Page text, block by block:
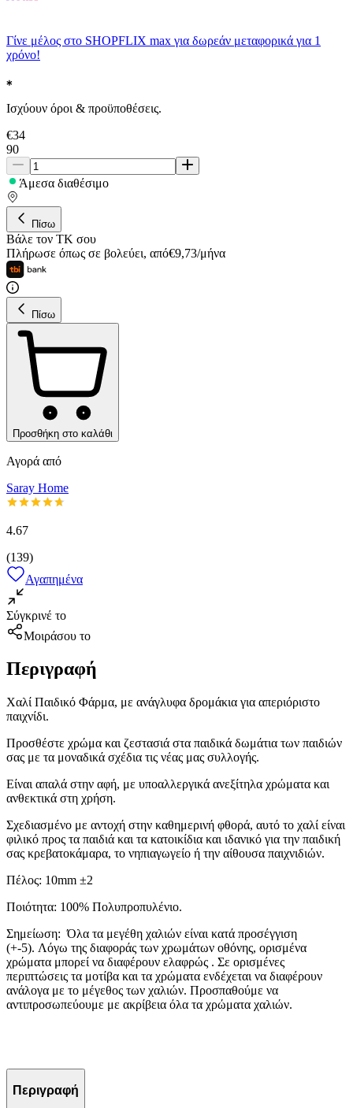
Γίνε μέλος στο SHOPFLIX max για δωρεάν μεταφορικά για 1
χρόνο!
Ισχύουν όροι & προϋποθέσεις.
€34
90
Άμεσα διαθέσιμο
Πίσω
Βάλε τον ΤΚ σου
Πλήρωσε όπως σε βολεύει, από€9,73/μήνα
Πίσω
Προσθήκη στο καλάθι
Αγορά από
Saray Home
4.67
(139)
Αγαπημένα
Σύγκρινέ το
Μοιράσου το
Περιγραφή
Χαλί Παιδικό Φάρμα, με ανάγλυφα δρομάκια για απεριόριστο
παιχνίδι.
Προσθέστε χρώμα και ζεστασιά στα παιδικά δωμάτια των παιδιών
σας με τα μοναδικά σχέδια τις νέας μας συλλογής.
Είναι απαλά στην αφή, με υποαλλεργικά ανεξίτηλα χρώματα και
ανθεκτικά στη χρήση.
Σχεδιασμένο με αντοχή στην καθημερινή φθορά, αυτό το χαλί είναι
φιλικό προς τα παιδιά και τα κατοικίδια και ιδανικό για την παιδική
σας κρεβατοκάμαρα, το νηπιαγωγείο ή την αίθουσα παιχνιδιών.
Πέλος: 10mm ±2
Ποιότητα: 100% Πολυπροπυλένιο.
Σημείωση: Όλα τα μεγέθη χαλιών είναι κατά προσέγγιση
(+-5). Λόγω της διαφοράς των χρωμάτων οθόνης, ορισμένα
χρώματα μπορεί να διαφέρουν ελαφρώς . Σε ορισμένες
περιπτώσεις τα μοτίβα και τα χρώματα ενδέχεται να διαφέρουν
ανάλογα με το μέγεθος των χαλιών. Προσπαθούμε να
αντιπροσωπεύουμε με ακρίβεια όλα τα χρώματα χαλιών.
Περιγραφή